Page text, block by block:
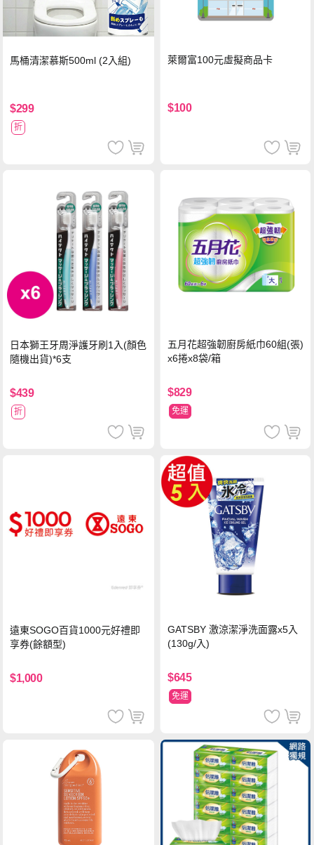
馬桶清潔慕斯500ml (2入組)
$299
折
萊爾富100元虛擬商品卡
$100
日本獅王牙周淨護牙刷1入(顏色
隨機出貨)*6支
$439
折
五月花超強韌廚房紙巾60組(張)
x6捲x8袋/箱
$829
免運
遠東SOGO百貨1000元好禮即
享券(餘額型)
$1,000
GATSBY 激涼潔淨洗面露x5入
(130g/入)
$645
免運